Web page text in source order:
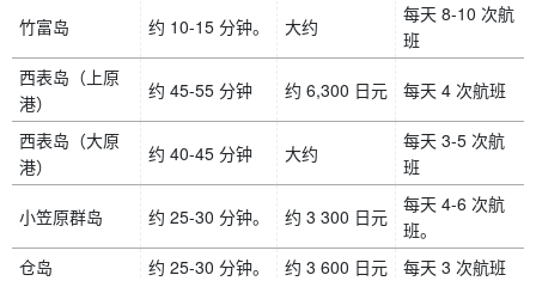
竹富岛 约 10-15 分钟。 大约
每天 8-10 次航
班
西表岛（上原
港）
约 45-55 分钟 约 6,300 日元 每天 4 次航班
西表岛（大原
港）
约 40-45 分钟 大约
每天 3-5 次航
班
小笠原群岛 约 25-30 分钟。 约 3 300 日元
每天 4-6 次航
班。
仓岛
约 25-30 分钟。 约 3 600 日元 每天 3 次航班